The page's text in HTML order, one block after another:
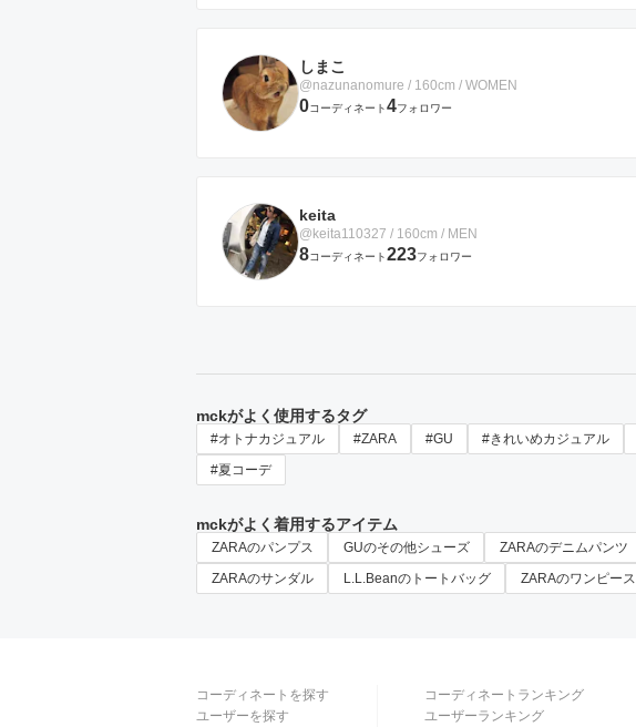
しまこ
@nazunanomure / 160cm / WOMEN
0コーディネート4フォロワー
keita
@keita110327 / 160cm / MEN
8コーディネート223フォロワー
mckがよく使用するタグ
#オトナカジュアル #ZARA #GU #きれいめカジュアル
#夏コーデ
mckがよく着用するアイテム
ZARAのパンプス GUのその他シューズ ZARAのデニムパンツ
ZARAのサンダル
L.L.Beanのトートバッグ ZARAのワンピース
コーディネートを探す
ユーザーを探す
コーディネートランキング
ユーザーランキング